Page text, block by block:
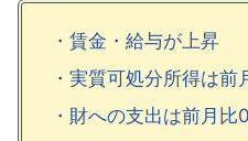
・賃金・給与が上昇
・実質可処分所得は前
・財への支出は前月比